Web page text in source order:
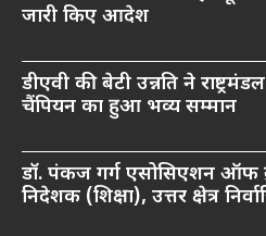
जारी किए आदेश
डीएवी की बेटी उन्नति ने
चैंपियन का हुआ भव्य सम्मान
डॉ. पंकज गर्ग एसोसिएशन ऑफ
निदेशक (शिक्षा), उत्तर क्षेत्र